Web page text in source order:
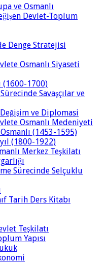
ve Osmanlı
Devlet-Toplum
Denge Stratejisi
Osmanlı Siyaseti
(1600-1700)
Savaşçılar ve
ve Diplomasi
Osmanlı Medeniyeti
(1453-1595)
(1800-1922)
Merkez Teşkilatı
Sürecinde Selçuklu
Tarih Ders Kitabı
Teşkilatı
Yapısı